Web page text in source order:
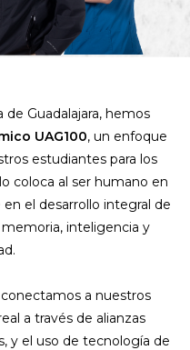
Guadalajara, hemos
UAG100, un enfoque
estudiantes para los
coloca al ser humano en
el desarrollo integral de
memoria, inteligencia y
a nuestros
a través de alianzas
y el uso de tecnología de